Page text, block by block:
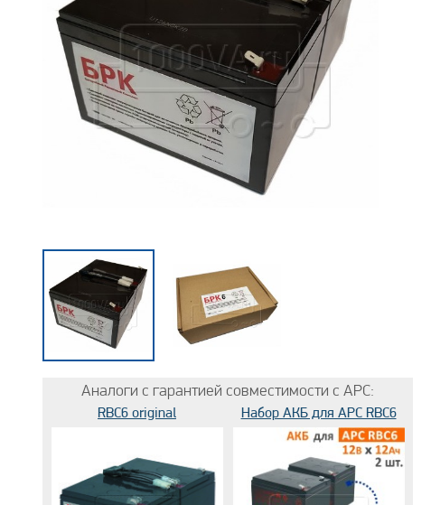
Аналоги с гарантией совместимости с APC:
RBC6 original
Набор АКБ для APC RBC6